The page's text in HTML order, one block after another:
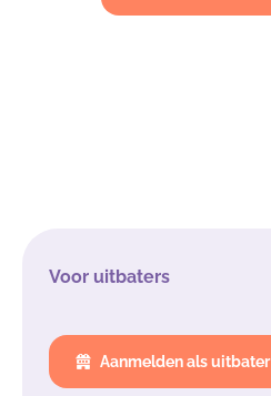
Voor uitbaters
Aanmelden als uitbater